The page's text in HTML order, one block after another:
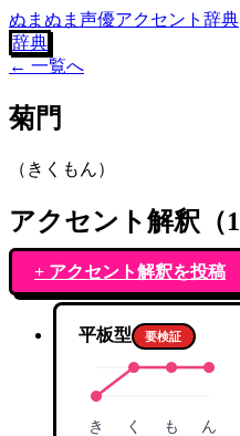
ぬまぬま声優アクセント辞典
辞典
← 一覧へ
菊門
（ きくもん）
アクセント解釈（1
+ アクセント解釈を投稿
平板型 要検証
き く も ん